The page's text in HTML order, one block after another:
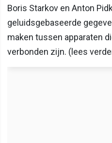
Boris Starkov en Anton
geluidsgebaseerde
maken tussen apparaten
verbonden zijn. (lees